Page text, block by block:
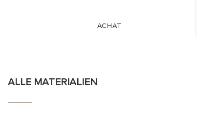
ACHAT
ALLE MATERIALIEN